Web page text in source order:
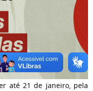
até 21 de janeiro, pela